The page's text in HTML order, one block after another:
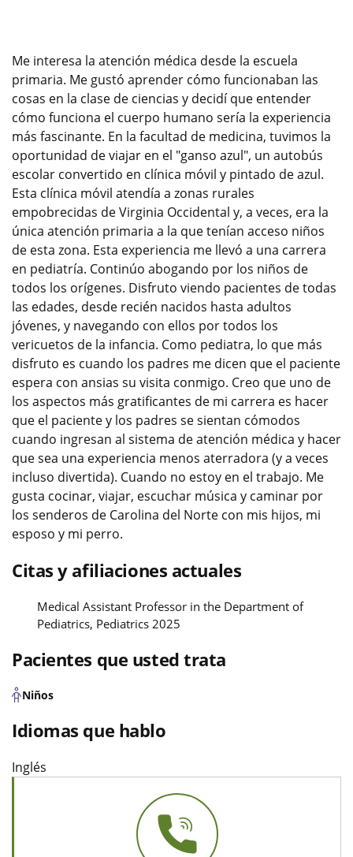
Me interesa la atención médica desde la escuela
primaria. Me gustó aprender cómo funcionaban las
cosas en la clase de ciencias y decidí que entender
cómo funciona el cuerpo humano sería la experiencia
más fascinante. En la facultad de medicina, tuvimos la
oportunidad de viajar en el "ganso azul", un autobús
escolar convertido en clínica móvil y pintado de azul.
Esta clínica móvil atendía a zonas rurales
empobrecidas de Virginia Occidental y, a veces, era la
única atención primaria a la que tenían acceso niños
de esta zona. Esta experiencia me llevó a una carrera
en pediatría. Continúo abogando por los niños de
todos los orígenes. Disfruto viendo pacientes de todas
las edades, desde recién nacidos hasta adultos
jóvenes, y navegando con ellos por todos los
vericuetos de la infancia. Como pediatra, lo que más
disfruto es cuando los padres me dicen que el paciente
espera con ansias su visita conmigo. Creo que uno de
los aspectos más gratificantes de mi carrera es hacer
que el paciente y los padres se sientan cómodos
cuando ingresan al sistema de atención médica y hacer
que sea una experiencia menos aterradora (y a veces
incluso divertida). Cuando no estoy en el trabajo. Me
gusta cocinar, viajar, escuchar música y caminar por
los senderos de Carolina del Norte con mis hijos, mi
esposo y mi perro.
Citas y afiliaciones actuales
Medical Assistant Professor in the Department of
Pediatrics, Pediatrics 2025
Pacientes que usted trata
Niños
Idiomas que hablo
Inglés